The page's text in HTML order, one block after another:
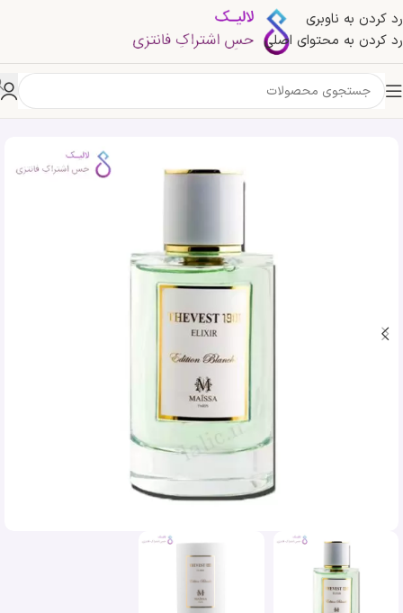
رد کردن به ناوبری
رد کردن به محتوای اصلی
خانه »فروشگاه »ادکلن مایسا پارفومز زوست | Maissa Parfums THEVEST 1981 Elixir